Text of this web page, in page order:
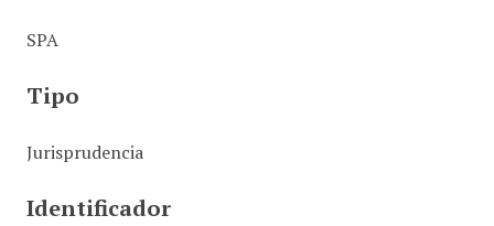
SPA
Tipo
Jurisprudencia
Identificador